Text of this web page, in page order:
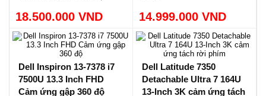
18.500.000 VND
Bàn phím tách rời, nhẹ
1.18kg.
14.999.000 VND
Dell Inspiron 13-7378 i7
7500U 13.3 Inch FHD
Cảm ứng gập 360 độ
Dell Latitude 7350
Detachable Ultra 7 164U
13-Inch 3K cảm ứng tách